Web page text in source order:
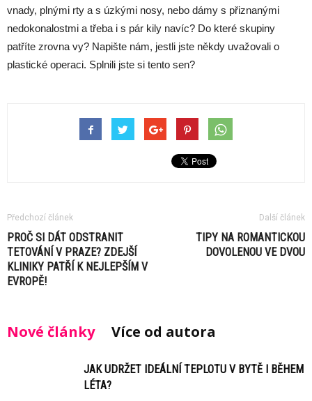
vnady, plnými rty a s úzkými nosy, nebo dámy s přiznanými
nedokonalostmi a třeba i s pár kily navíc? Do které skupiny
patříte zrovna vy? Napište nám, jestli jste někdy uvažovali o
plastické operaci. Splnili jste si tento sen?
Předchozí článek
PROČ SI DÁT ODSTRANIT
TETOVÁNÍ V PRAZE? ZDEJŠÍ
KLINIKY PATŘÍ K NEJLEPŠÍM V
EVROPĚ!
Další článek
TIPY NA ROMANTICKOU
DOVOLENOU VE DVOU
Nové články Více od autora
JAK UDRŽET IDEÁLNÍ TEPLOTU V BYTĚ I BĚHEM
LÉTA?